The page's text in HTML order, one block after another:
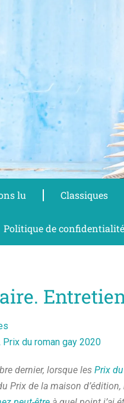
lu Classiques
Politique de confidentialité
Prix du roman gay 2020
dernier, lorsque les Prix
Prix de la maison d’édition,